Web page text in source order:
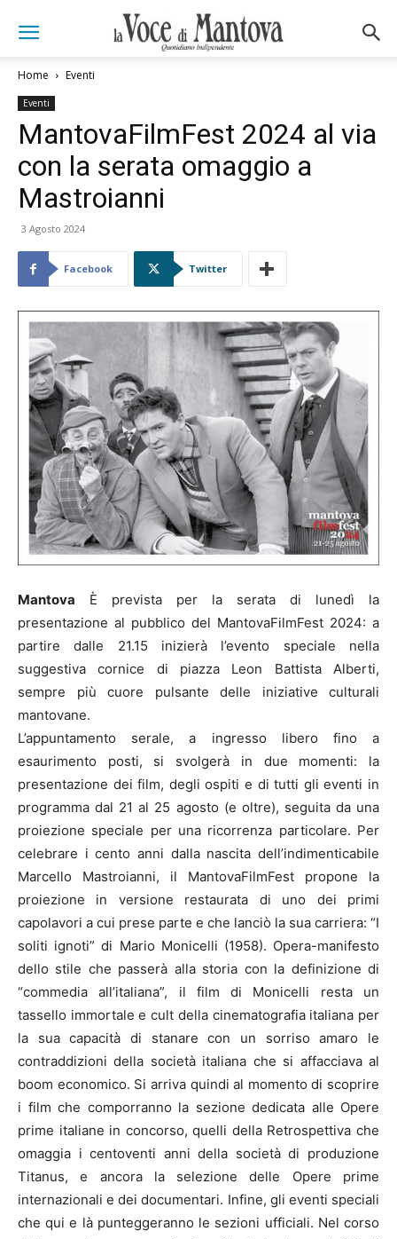
Home Eventi
Eventi
MantovaFilmFest 2024 al via
con la serata omaggio a
Mastroianni
3 Agosto 2024
Facebook Twitter
Mantova È prevista per la serata di lunedì la
presentazione al pubblico del MantovaFilmFest 2024: a
partire dalle 21.15 inizierà l’evento speciale nella
suggestiva cornice di piazza Leon Battista Alberti,
sempre più cuore pulsante delle iniziative culturali
mantovane.
L’appuntamento serale, a ingresso libero fino a
esaurimento posti, si svolgerà in due momenti: la
presentazione dei film, degli ospiti e di tutti gli eventi in
programma dal 21 al 25 agosto (e oltre), seguita da una
proiezione speciale per una ricorrenza particolare. Per
celebrare i cento anni dalla nascita dell’indimenticabile
Marcello Mastroianni, il MantovaFilmFest propone la
proiezione in versione restaurata di uno dei primi
capolavori a cui prese parte e che lanciò la sua carriera: “I
soliti ignoti” di Mario Monicelli (1958). Opera-manifesto
dello stile che passerà alla storia con la definizione di
“commedia all’italiana”, il film di Monicelli resta un
tassello immortale e cult della cinematografia italiana per
la sua capacità di stanare con un sorriso amaro le
contraddizioni della società italiana che si affacciava al
boom economico. Si arriva quindi al momento di scoprire
i film che comporranno la sezione dedicata alle Opere
prime italiane in concorso, quelli della Retrospettiva che
omaggia i centoventi anni della società di produzione
Titanus, e ancora la selezione delle Opere prime
internazionali e dei documentari. Infine, gli eventi speciali
che qui e là punteggeranno le sezioni ufficiali. Nel corso